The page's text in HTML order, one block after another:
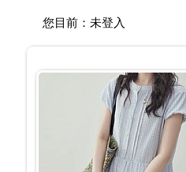
您目前： 未登入